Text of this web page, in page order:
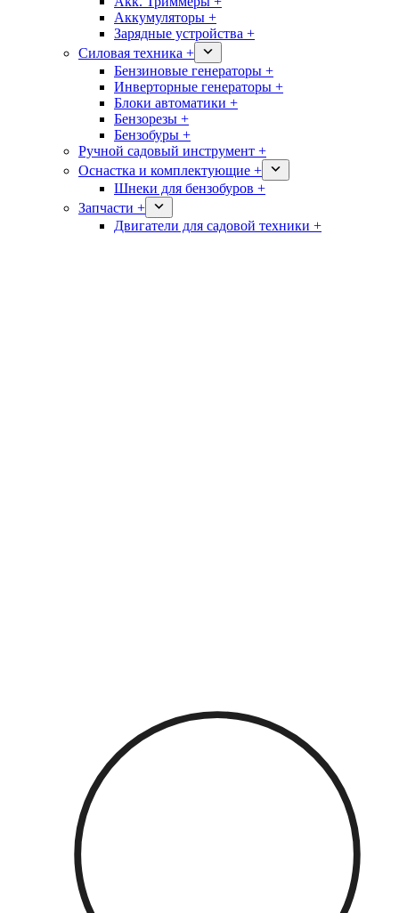
Аккумуляторы +
Зарядные устройства +
Силовая техника +
Бензиновые генераторы +
Инверторные генераторы +
Блоки автоматики +
Бензорезы +
Бензобуры +
Ручной садовый инструмент +
Оснастка и комплектующие +
Шнеки для бензобуров +
Запчасти +
Двигатели для садовой техники +